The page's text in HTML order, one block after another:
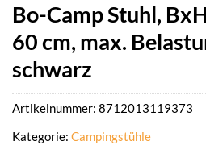
Bo-Camp Stuhl,
60 cm, max.
schwarz
Artikelnummer: 8712013119373
Kategorie: Campingstühle